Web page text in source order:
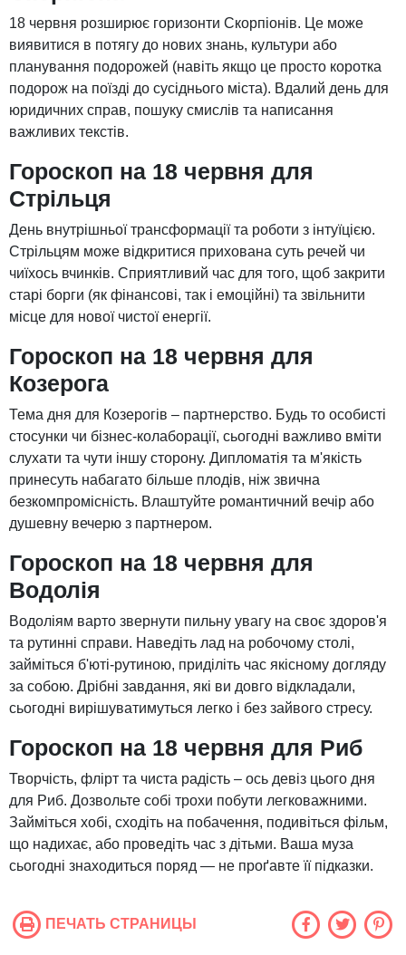
18 червня розширює горизонти Скорпіонів. Це може
виявитися в потягу до нових знань, культури або
планування подорожей (навіть якщо це просто коротка
подорож на поїзді до сусіднього міста). Вдалий день для
юридичних справ, пошуку смислів та написання
важливих текстів.
Гороскоп на 18 червня для
Стрільця
День внутрішньої трансформації та роботи з інтуїцією.
Стрільцям може відкритися прихована суть речей чи
чиїхось вчинків. Сприятливий час для того, щоб закрити
старі борги (як фінансові, так і емоційні) та звільнити
місце для нової чистої енергії.
Гороскоп на 18 червня для
Козерога
Тема дня для Козерогів – партнерство. Будь то особисті
стосунки чи бізнес-колаборації, сьогодні важливо вміти
слухати та чути іншу сторону. Дипломатія та м'якість
принесуть набагато більше плодів, ніж звична
безкомпромісність. Влаштуйте романтичний вечір або
душевну вечерю з партнером.
Гороскоп на 18 червня для
Водолія
Водоліям варто звернути пильну увагу на своє здоров'я
та рутинні справи. Наведіть лад на робочому столі,
займіться б'юті-рутиною, приділіть час якісному догляду
за собою. Дрібні завдання, які ви довго відкладали,
сьогодні вирішуватимуться легко і без зайвого стресу.
Гороскоп на 18 червня для Риб
Творчість, флірт та чиста радість – ось девіз цього дня
для Риб. Дозвольте собі трохи побути легковажними.
Займіться хобі, сходіть на побачення, подивіться фільм,
що надихає, або проведіть час з дітьми. Ваша муза
сьогодні знаходиться поряд — не проґавте її підказки.
ПЕЧАТЬ СТРАНИЦЫ